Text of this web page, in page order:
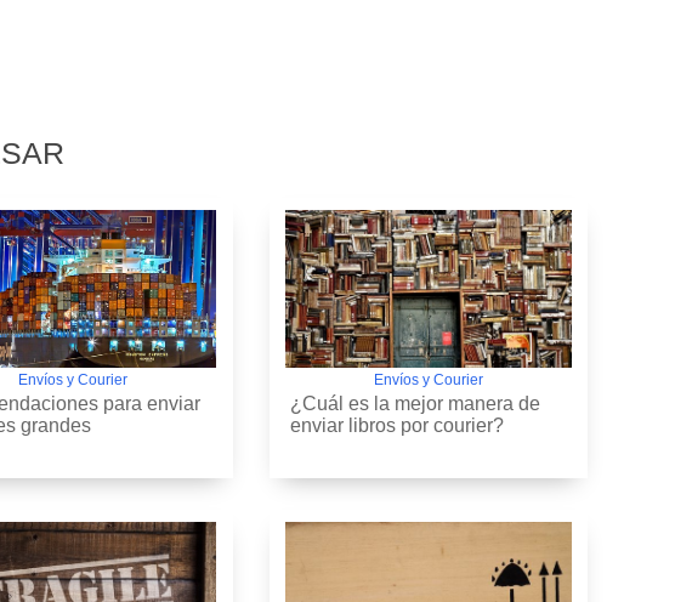
Envíos y Courier
para enviar
grandes
Envíos y Courier
¿Cuál es la mejor manera de
enviar libros por courier?